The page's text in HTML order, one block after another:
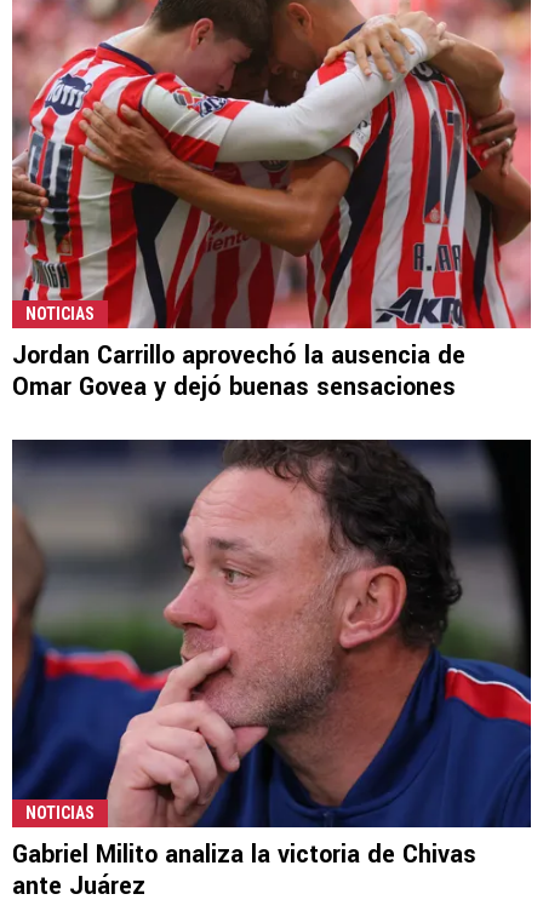
NOTICIAS
Jordan Carrillo aprovechó la ausencia de
Omar Govea y dejó buenas sensaciones
NOTICIAS
Gabriel Milito analiza la victoria de Chivas
ante Juárez